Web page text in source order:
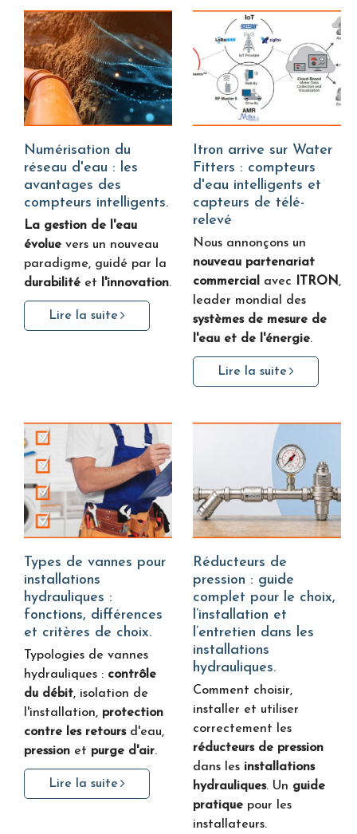
Numérisation du
réseau d'eau : les
avantages des
compteurs intelligents.
La gestion de l'eau
évolue vers un nouveau
paradigme, guidé par la
durabilité et l'innovation.
Lire la suite
Itron arrive sur Water
Fitters : compteurs
d'eau intelligents et
capteurs de télé-
relevé
Nous annonçons un
nouveau partenariat
commercial avec ITRON,
leader mondial des
systèmes de mesure de
l'eau et de l'énergie.
Lire la suite
Types de vannes pour
installations
hydrauliques :
fonctions, différences
et critères de choix.
Typologies de vannes
hydrauliques : contrôle
du débit, isolation de
l'installation, protection
contre les retoursd'eau,
pression et purge d'air.
Lire la suite
Réducteurs de
pression : guide
complet pour le choix,
l’installation et
l’entretien dans les
installations
hydrauliques.
Comment choisir,
installer et utiliser
correctement les
réducteurs de pression
dans les installations
hydrauliques. Un guide
pratique pour les
installateurs.